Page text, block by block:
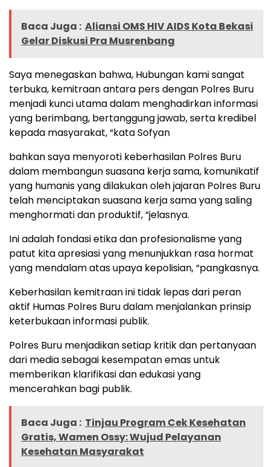
Baca Juga : Aliansi OMS HIV AIDS Kota Bekasi
Gelar Diskusi Pra Musrenbang
Saya menegaskan bahwa, Hubungan kami sangat
terbuka, kemitraan antara pers dengan Polres Buru
menjadi kunci utama dalam menghadirkan informasi
yang berimbang, bertanggung jawab, serta kredibel
kepada masyarakat, “kata Sofyan
bahkan saya menyoroti keberhasilan Polres Buru
dalam membangun suasana kerja sama, komunikatif
yang humanis yang dilakukan oleh jajaran Polres Buru
telah menciptakan suasana kerja sama yang saling
menghormati dan produktif, “jelasnya.
Ini adalah fondasi etika dan profesionalisme yang
patut kita apresiasi yang menunjukkan rasa hormat
yang mendalam atas upaya kepolisian, “pangkasnya.
Keberhasilan kemitraan ini tidak lepas dari peran
aktif Humas Polres Buru dalam menjalankan prinsip
keterbukaan informasi publik.
Polres Buru menjadikan setiap kritik dan pertanyaan
dari media sebagai kesempatan emas untuk
memberikan klarifikasi dan edukasi yang
mencerahkan bagi publik.
Baca Juga : Tinjau Program Cek Kesehatan
Gratis, Wamen Ossy: Wujud Pelayanan
Kesehatan Masyarakat